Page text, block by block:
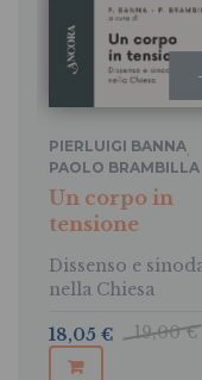
PIERLUIGI BANNA,
PAOLO BRAMBILLA
Un corpo in
tensione
Dissenso e
nella Chiesa
19,00 €
18,05 €